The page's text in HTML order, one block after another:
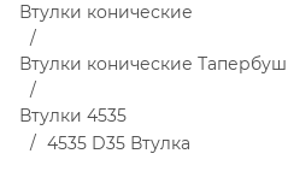
Втулки конические
Втулки конические Тапербуш
Втулки 4535
4535 D35 Втулка